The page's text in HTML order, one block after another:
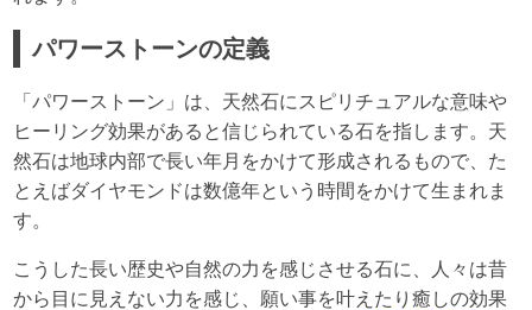
パワーストーンの定義
「パワーストーン」は、天然石にスピリチュアルな意味や
ヒーリング効果があると信じられている石を指します。天
然石は地球内部で長い年月をかけて形成されるもので、た
とえばダイヤモンドは数億年という時間をかけて生まれま
す。
こうした長い歴史や自然の力を感じさせる石に、人々は昔
から目に見えない力を感じ、願い事を叶えたり癒しの効果